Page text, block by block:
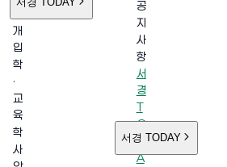
개
입
학
·
교
육
학
사
공
지
사
항
서
경
T
O
D
A
서경 TODAY